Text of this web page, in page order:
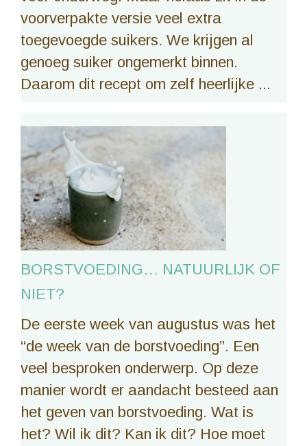
voorverpakte versie veel extra
toegevoegde suikers. We krijgen al
genoeg suiker ongemerkt binnen.
Daarom dit recept om zelf heerlijke ...
BORSTVOEDING… NATUURLIJK OF
NIET?
De eerste week van augustus was het
“de week van de borstvoeding”. Een
veel besproken onderwerp. Op deze
manier wordt er aandacht besteed aan
het geven van borstvoeding. Wat is
het? Wil ik dit? Kan ik dit? Hoe moet